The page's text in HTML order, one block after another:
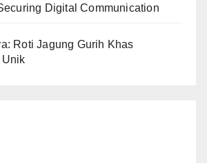
Digital Communication
Roti Jagung Gurih Khas
Unik